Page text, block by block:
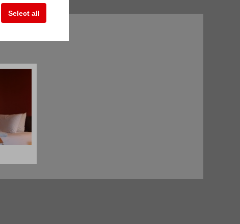
Select all
来说，他们是经济的替代方案。